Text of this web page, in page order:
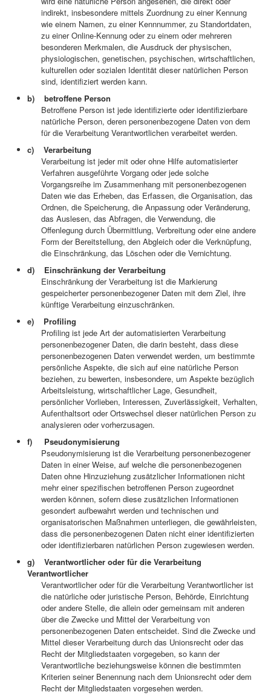
indirekt, insbesondere mittels Zuordnung zu einer Kennung
wie einem Namen, zu einer Kennnummer, zu Standortdaten,
zu einer Online-Kennung oder zu einem oder mehreren
besonderen Merkmalen, die Ausdruck der physischen,
physiologischen, genetischen, psychischen, wirtschaftlichen,
kulturellen oder sozialen Identität dieser natürlichen Person
sind, identifiziert werden kann.
b) betroffene Person
Betroffene Person ist jede identifizierte oder identifizierbare
natürliche Person, deren personenbezogene Daten von dem
für die Verarbeitung Verantwortlichen verarbeitet werden.
c) Verarbeitung
Verarbeitung ist jeder mit oder ohne Hilfe automatisierter
Verfahren ausgeführte Vorgang oder jede solche
Vorgangsreihe im Zusammenhang mit personenbezogenen
Daten wie das Erheben, das Erfassen, die Organisation, das
Ordnen, die Speicherung, die Anpassung oder Veränderung,
das Auslesen, das Abfragen, die Verwendung, die
Offenlegung durch Übermittlung, Verbreitung oder eine andere
Form der Bereitstellung, den Abgleich oder die Verknüpfung,
die Einschränkung, das Löschen oder die Vernichtung.
d) Einschränkung der Verarbeitung
Einschränkung der Verarbeitung ist die Markierung
gespeicherter personenbezogener Daten mit dem Ziel, ihre
künftige Verarbeitung einzuschränken.
e) Profiling
Profiling ist jede Art der automatisierten Verarbeitung
personenbezogener Daten, die darin besteht, dass diese
personenbezogenen Daten verwendet werden, um bestimmte
persönliche Aspekte, die sich auf eine natürliche Person
beziehen, zu bewerten, insbesondere, um Aspekte bezüglich
Arbeitsleistung, wirtschaftlicher Lage, Gesundheit,
persönlicher Vorlieben, Interessen, Zuverlässigkeit, Verhalten,
Aufenthaltsort oder Ortswechsel dieser natürlichen Person zu
analysieren oder vorherzusagen.
f) Pseudonymisierung
Pseudonymisierung ist die Verarbeitung personenbezogener
Daten in einer Weise, auf welche die personenbezogenen
Daten ohne Hinzuziehung zusätzlicher Informationen nicht
mehr einer spezifischen betroffenen Person zugeordnet
werden können, sofern diese zusätzlichen Informationen
gesondert aufbewahrt werden und technischen und
organisatorischen Maßnahmen unterliegen, die gewährleisten,
dass die personenbezogenen Daten nicht einer identifizierten
oder identifizierbaren natürlichen Person zugewiesen werden.
g) Verantwortlicher oder für die Verarbeitung
Verantwortlicher
Verantwortlicher oder für die Verarbeitung Verantwortlicher ist
die natürliche oder juristische Person, Behörde, Einrichtung
oder andere Stelle, die allein oder gemeinsam mit anderen
über die Zwecke und Mittel der Verarbeitung von
personenbezogenen Daten entscheidet. Sind die Zwecke und
Mittel dieser Verarbeitung durch das Unionsrecht oder das
Recht der Mitgliedstaaten vorgegeben, so kann der
Verantwortliche beziehungsweise können die bestimmten
Kriterien seiner Benennung nach dem Unionsrecht oder dem
Recht der Mitgliedstaaten vorgesehen werden.